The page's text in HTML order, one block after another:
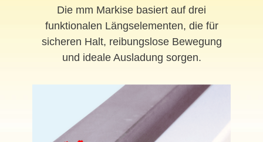
Die mm Markise basiert auf drei
funktionalen Längselementen, die für
sicheren Halt, reibungslose Bewegung
und ideale Ausladung sorgen.